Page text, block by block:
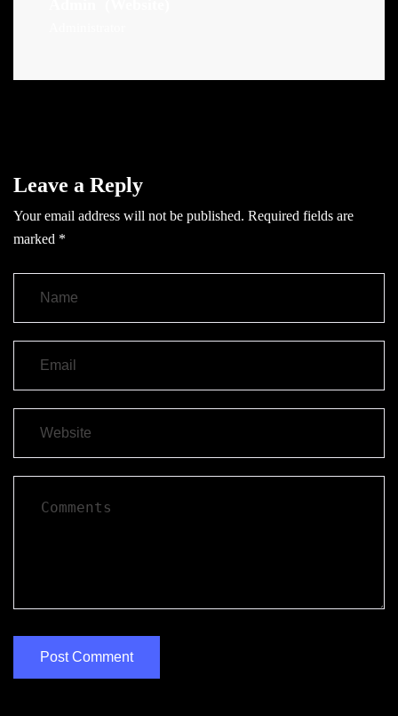
Leave a Reply
Your email address will not be published. Required fields are
marked *